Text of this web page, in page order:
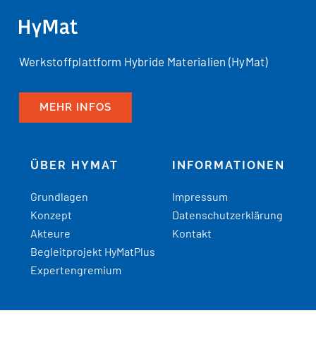
Werkstoffplattform Hybride Materialien (HyMat)
MEHR INFOS
ÜBER HYMAT
Grundlagen
Konzept
Akteure
Begleitprojekt HyMatPlus
Expertengremium
INFORMATIONEN
Impressum
Datenschutzerklärung
Kontakt